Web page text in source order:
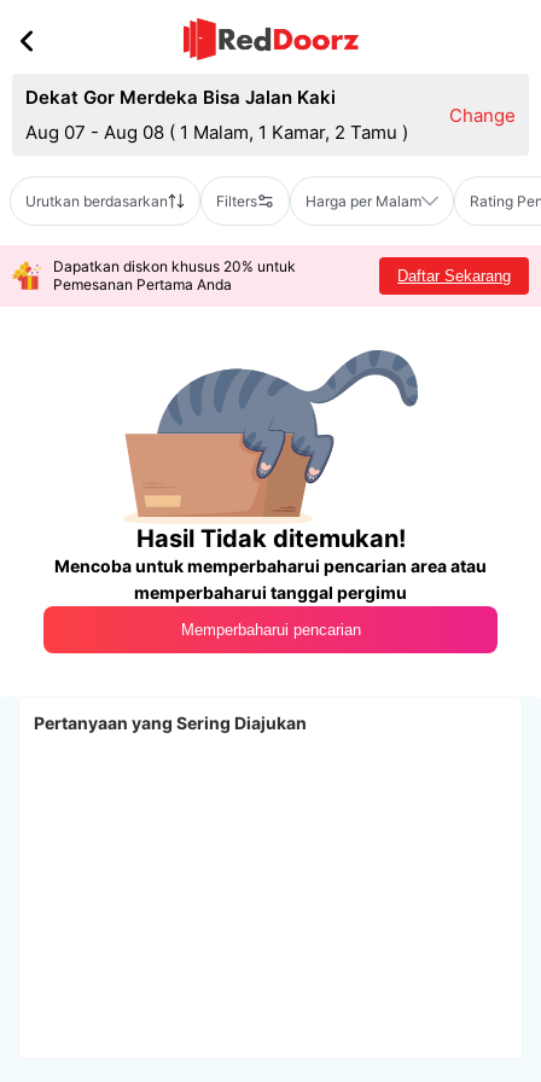
Dekat Gor Merdeka Bisa Jalan Kaki
Aug 07 - Aug 08 ( 1 Malam, 1 Kamar, 2 Tamu )
Change
Urutkan berdasarkan Filters Harga per Malam Rating
Dapatkan diskon khusus 20% untuk
Pemesanan Pertama Anda
Daftar Sekarang
Hasil Tidak ditemukan!
Mencoba untuk memperbaharui pencarian area atau
memperbaharui tanggal pergimu
Memperbaharui pencarian
Pertanyaan yang Sering Diajukan